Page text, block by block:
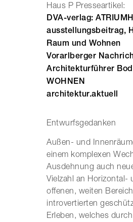
Haus P Presseartikel:
DVA-verlag:
ausstellungsbeitrag,
Raum und Wohnen
Vorarlberger
Architekturführer
WOHNEN
architektur.aktuell
Entwurfsgedanken
Außen- und
einem komplexen
Ausdehnung auch
Vielzahl an Horizontal-
offenen, weiten
introvertierten
Erleben, welches